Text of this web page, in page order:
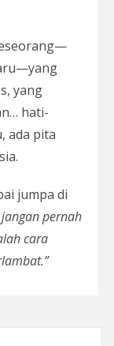
yang
hati-
ada pita
jumpa di
jangan pernah
cara